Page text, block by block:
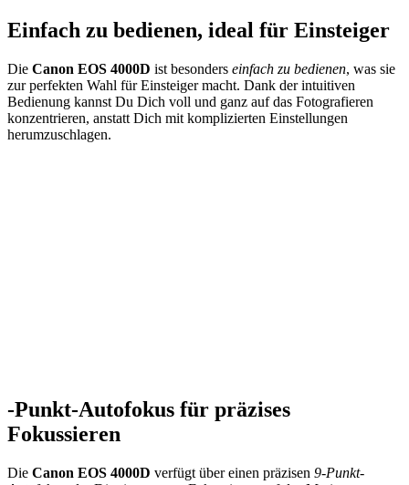
Einfach zu bedienen, ideal für Einsteiger
Die Canon EOS 4000D ist besonders einfach zu bedienen, was sie
zur perfekten Wahl für Einsteiger macht. Dank der intuitiven
Bedienung kannst Du Dich voll und ganz auf das Fotografieren
konzentrieren, anstatt Dich mit komplizierten Einstellungen
herumzuschlagen.
-Punkt-Autofokus für präzises
Fokussieren
Die Canon EOS 4000D verfügt über einen präzisen 9-Punkt-